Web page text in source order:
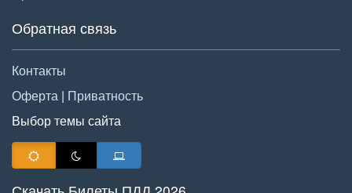
Обратная связь
Контакты
Оферта | Приватность
Выбор темы сайта